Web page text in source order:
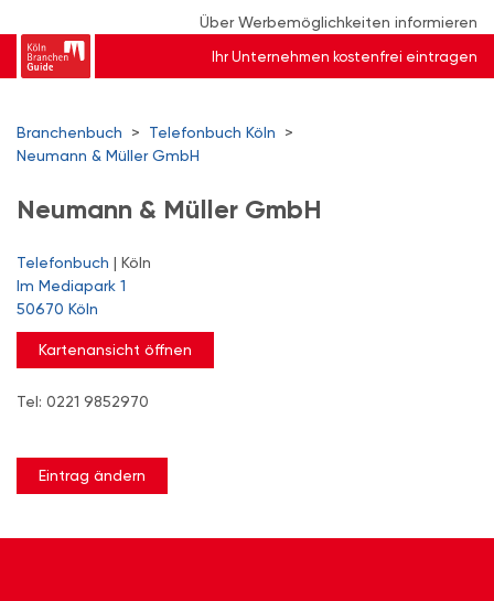
Über Werbemöglichkeiten informieren
Ihr Unternehmen kostenfrei eintragen
Branchenbuch > Telefonbuch Köln
>
Neumann & Müller GmbH
Neumann & Müller GmbH
Telefonbuch | Köln
Im Mediapark 1
50670 Köln
Kartenansicht öffnen
Tel: 0221 9852970
Eintrag ändern